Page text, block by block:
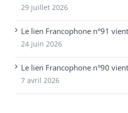
29 juillet 2026
Le lien Francophone n°91
24 juin 2026
Le lien Francophone n°90
7 avril 2026